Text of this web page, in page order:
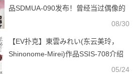
品SDMUA-090发布！曾经当过偶像的
她睽违一年重返淫光幕人生初解禁！08/30
【EV扑克】東雲みれい(东云美玲，
Shinonome-Mirei)作品SSIS-708介绍
05/24